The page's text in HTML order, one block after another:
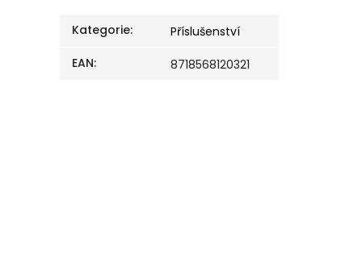
Kategorie:
Příslušenství
EAN: 8718568120321